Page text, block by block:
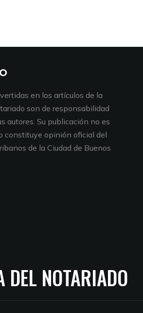
en los artículos de la
son de responsabilidad
autores. Su publicación no es
constituye opinión oficial del
de la Ciudad de Buenos
DEL NOTARIADO